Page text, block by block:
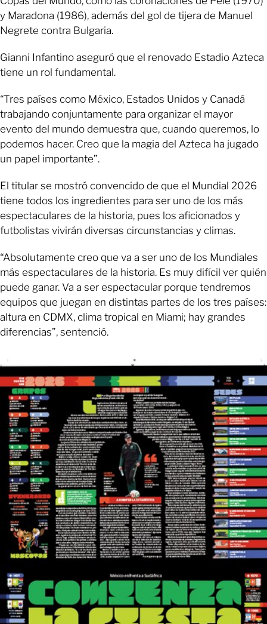
y Maradona (1986), además del gol de tijera de Manuel
Negrete contra Bulgaria.
Gianni Infantino aseguró que el renovado Estadio Azteca
tiene un rol fundamental.
“Tres países como México, Estados Unidos y Canadá
trabajando conjuntamente para organizar el mayor
evento del mundo demuestra que, cuando queremos, lo
podemos hacer. Creo que la magia del Azteca ha jugado
un papel importante”.
El titular se mostró convencido de que el Mundial 2026
tiene todos los ingredientes para ser uno de los más
espectaculares de la historia, pues los aficionados y
futbolistas vivirán diversas circunstancias y climas.
“Absolutamente creo que va a ser uno de los Mundiales
más espectaculares de la historia. Es muy difícil ver quién
puede ganar. Va a ser espectacular porque tendremos
equipos que juegan en distintas partes de los tres países:
altura en CDMX, clima tropical en Miami; hay grandes
diferencias”, sentenció.